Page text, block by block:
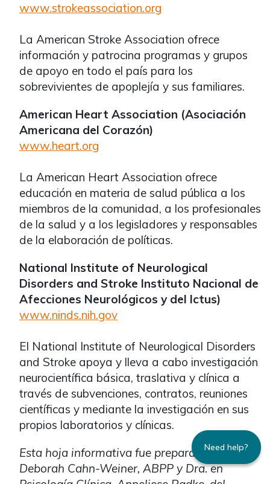
www.strokeassociation.org
La American Stroke Association ofrece
información y patrocina programas y grupos
de apoyo en todo el país para los
sobrevivientes de apoplejía y sus familiares.
American Heart Association (Asociación
Americana del Corazón)
www.heart.org
La American Heart Association ofrece
educación en materia de salud pública a los
miembros de la comunidad, a los profesionales
de la salud y a los legisladores y responsables
de la elaboración de políticas.
National Institute of Neurological
Disorders and Stroke Instituto Nacional de
Afecciones Neurológicos y del Ictus)
www.ninds.nih.gov
El National Institute of Neurological Disorders
and Stroke apoya y lleva a cabo investigación
neurocientífica básica, traslativa y clínica a
través de subvenciones, contratos, reuniones
científicas y mediante la investigación en sus
propios laboratorios y clínicas.
Esta hoja informativa fue preparada por Dra.
Deborah Cahn-Weiner, ABPP y Dra. en
Need help?